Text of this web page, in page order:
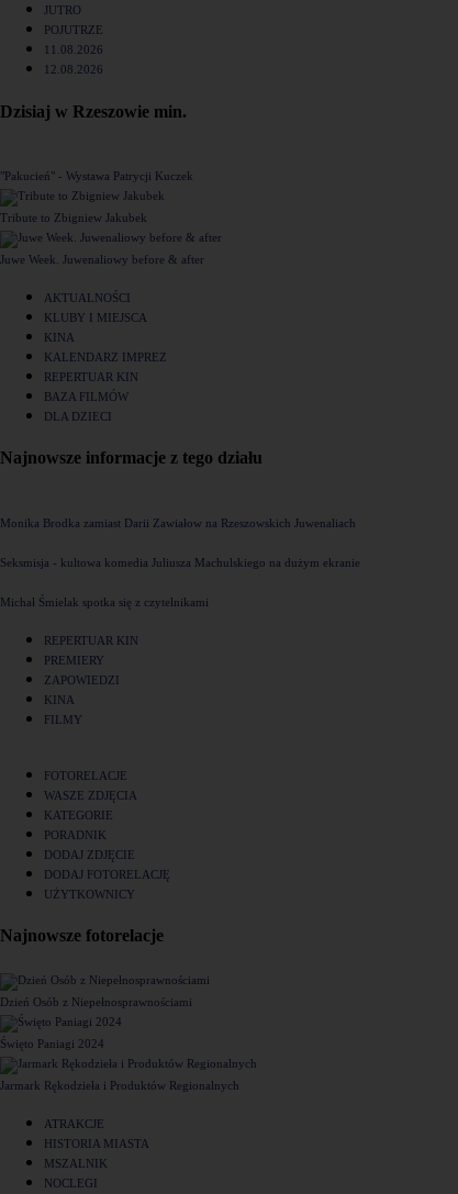
JUTRO
POJUTRZE
11.08.2026
12.08.2026
Dzisiaj w Rzeszowie min.
"Pakucień" - Wystawa Patrycji Kuczek
Tribute to Zbigniew Jakubek
Juwe Week. Juwenaliowy before & after
AKTUALNOŚCI
KLUBY I MIEJSCA
KINA
KALENDARZ IMPREZ
REPERTUAR KIN
BAZA FILMÓW
DLA DZIECI
Najnowsze informacje z tego działu
Monika Brodka zamiast Darii Zawiałow na Rzeszowskich Juwenaliach
Seksmisja - kultowa komedia Juliusza Machulskiego na dużym ekranie
Michał Śmielak spotka się z czytelnikami
REPERTUAR KIN
PREMIERY
ZAPOWIEDZI
KINA
FILMY
FOTORELACJE
WASZE ZDJĘCIA
KATEGORIE
PORADNIK
DODAJ ZDJĘCIE
DODAJ FOTORELACJĘ
UŻYTKOWNICY
Najnowsze fotorelacje
Dzień Osób z Niepełnosprawnościami
Święto Paniagi 2024
Jarmark Rękodzieła i Produktów Regionalnych
ATRAKCJE
HISTORIA MIASTA
MSZALNIK
NOCLEGI